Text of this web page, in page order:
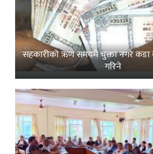
सहकारीको ऋण समयमै चुक्ता नगरे कडा
गरिने